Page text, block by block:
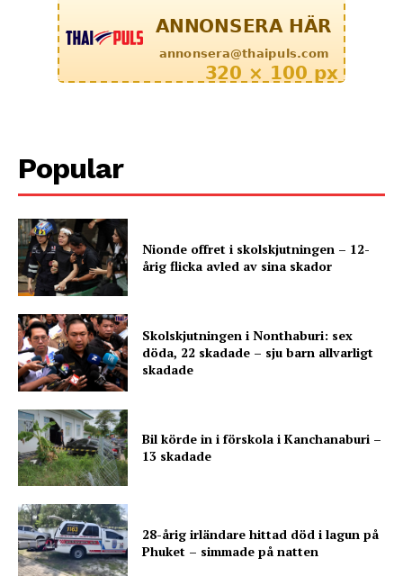
Popular
Nionde offret i skolskjutningen – 12-
årig flicka avled av sina skador
Skolskjutningen i Nonthaburi: sex
döda, 22 skadade – sju barn allvarligt
skadade
Bil körde in i förskola i Kanchanaburi –
13 skadade
28-årig irländare hittad död i lagun på
Phuket – simmade på natten